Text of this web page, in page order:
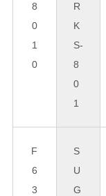
8
0
1
0
R
K
S-
8
0
1
F
6
3
S
U
G